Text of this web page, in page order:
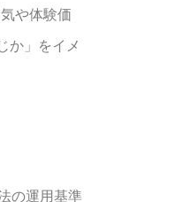
や体験価
か」をイメ
の運用基準